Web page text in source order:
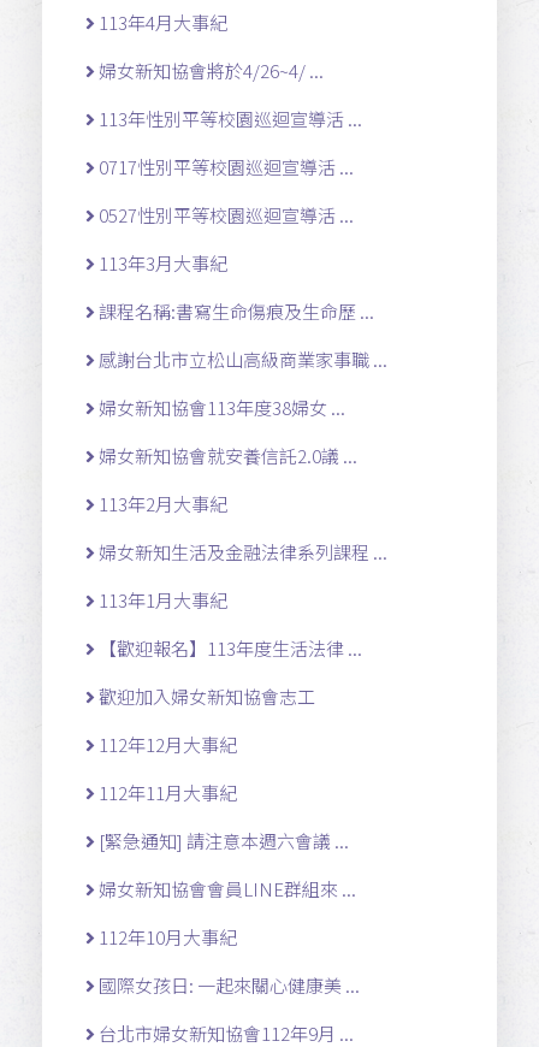
113年4月大事紀
婦女新知協會將於4/26~4/ ...
113年性別平等校園巡迴宣導活 ...
0717性別平等校園巡迴宣導活 ...
0527性別平等校園巡迴宣導活 ...
113年3月大事紀
課程名稱:書寫生命傷痕及生命歷 ...
感謝台北市立松山高級商業家事職 ...
婦女新知協會113年度38婦女 ...
婦女新知協會就安養信託2.0議 ...
113年2月大事紀
婦女新知生活及金融法律系列課程 ...
113年1月大事紀
【歡迎報名】113年度生活法律 ...
歡迎加入婦女新知協會志工
112年12月大事紀
112年11月大事紀
[緊急通知] 請注意本週六會議 ...
婦女新知協會會員LINE群組來 ...
112年10月大事紀
國際女孩日: 一起來關心健康美 ...
台北市婦女新知協會112年9月 ...